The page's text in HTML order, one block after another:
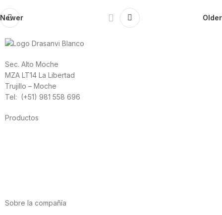
Newer Older
Sec. Alto Moche
MZA LT14 La Libertad
Trujillo – Moche
Tel: (+51) 981 558 696
Productos
Sobre la compañía